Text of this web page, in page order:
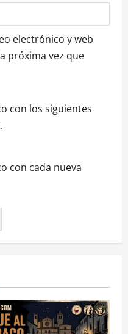
electrónico y web
próxima vez que
con los siguientes
con cada nueva